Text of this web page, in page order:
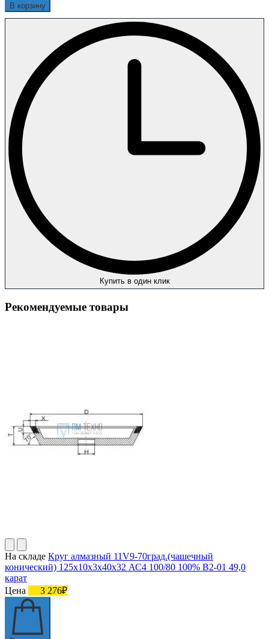
В корзину
Купить в один клик
Рекомендуемые товары
На складе Круг алмазный 11V9-70град.(чашечный
конический) 125х10х3х40х32 АС4 100/80 100% В2-01 49,0
карат
Цена
3 276₽